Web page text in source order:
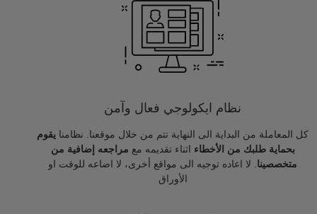
نظام ايكولوجي فعال وآمن
كل المعاملة من البداية الى النهاية تتم من خلال موقعنا. نظامنا يقوم
بحماية طلبك من الأخطاء اثناء تقديمه مع مراجعه إضافية من
متخصصينا . لا اعاده توجيه الى مواقع أخرى، لا اضاعه للوقت او
الأوراق